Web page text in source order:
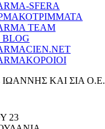
SFERA
TEAM
BLOG
ΚΑΙ ΣΙΑ Ο.Ε.
23